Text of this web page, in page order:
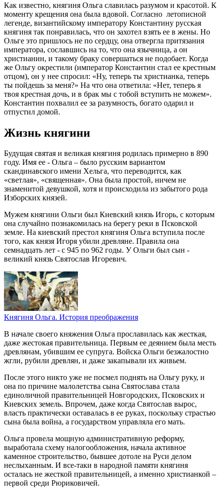
Как известно, княгиня Ольга славилась разумом и красотой. К
моменту крещения она была вдовой. Согласно летописной
легенде, византийскому императору Константину русская
княгиня так понравилась, что он захотел взять ее в жены. Но
Ольге это пришлось не по сердцу, она отвергла притязания
императора, сославшись на то, что она язычница, а он
христианин, и такому браку совершаться не подобает. Когда
же Ольгу окрестили (император Константин стал ее крестным
отцом), он у нее спросил: «Ну, теперь ты христианка, теперь
ты пойдешь за меня?» На что она ответила: «Нет, теперь я
твоя крестная дочь, и в брак мы с тобой вступить не можем».
Константин похвалил ее за разумность, богато одарил и
отпустил домой.
Жизнь княгини
Будущая святая и великая княгиня родилась примерно в 890
году. Имя ее - Ольга – было русским вариантом
скандинавского имени Хельга, что переводится, как
«светлая», «священная». Она была простой, ничем не
знаменитой девушкой, хотя и происходила из забытого рода
Изборских князей.
Мужем княгини Ольги был Киевский князь Игорь, с которым
она случайно познакомилась на берегу реки в Псковской
земле. На киевский престол княгиня Ольга вступила после
того, как князя Игоря убили древляне. Правила она
семнадцать лет - с 945 по 962 годы. У Ольги был сын -
великий князь Святослав Игоревич.
Княгиня Ольга. История преображения
В начале своего княжения Ольга прославилась как жесткая,
даже жестокая правительница. Первым ее деянием была месть
древлянам, убившим ее супруга. Войска Ольги безжалостно
жгли, рубили древлян, и даже закапывали их живьем.
После этого никто уже не посмел поднять на Ольгу руку, и
она по причине малолетства сына Святослава стала
единоличной правительницей Новгородских, Псковских и
Киевских земель. Впрочем, даже когда Святослав вырос,
власть практически оставалась в ее руках, поскольку страстью
сына была война, а государством управляла его мать.
Ольга провела мощную административную реформу,
выработала схему налогообложения, начала активное
каменное строительство, бывшее дотоле на Руси делом
неслыханным. И все-таки в народной памяти княгиня
осталась не жесткой правительницей, а именно христианкой –
первой среди Рюриковичей.